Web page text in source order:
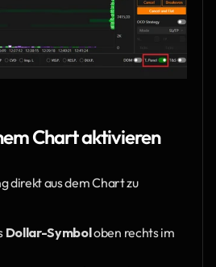
Chart aktivieren
direkt aus dem Chart zu
Dollar-Symbol oben rechts im